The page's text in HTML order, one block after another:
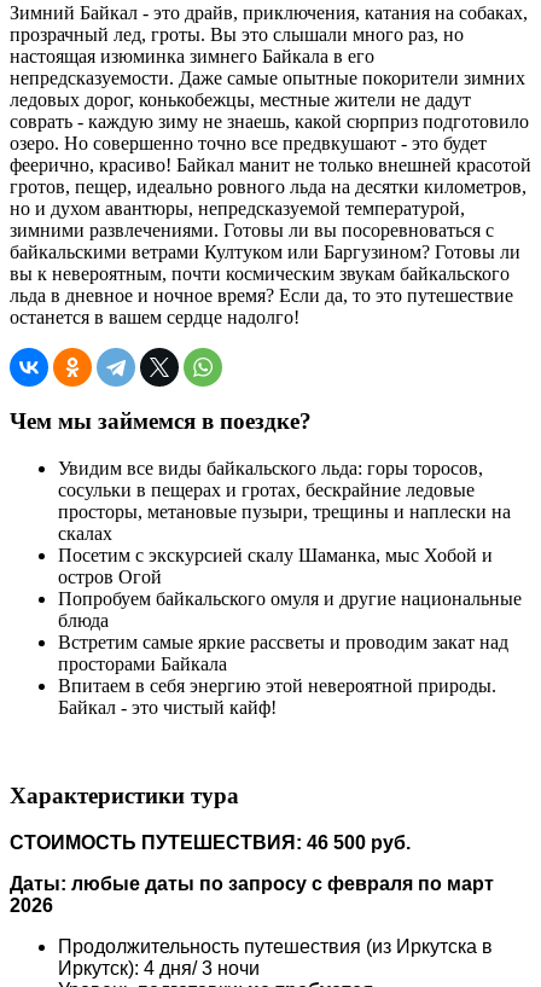
Зимний Байкал - это драйв, приключения, катания на собаках,
прозрачный лед, гроты. Вы это слышали много раз, но
настоящая изюминка зимнего Байкала в его
непредсказуемости. Даже самые опытные покорители зимних
ледовых дорог, конькобежцы, местные жители не дадут
соврать - каждую зиму не знаешь, какой сюрприз подготовило
озеро. Но совершенно точно все предвкушают - это будет
феерично, красиво! Байкал манит не только внешней красотой
гротов, пещер, идеально ровного льда на десятки километров,
но и духом авантюры, непредсказуемой температурой,
зимними развлечениями. Готовы ли вы посоревноваться с
байкальскими ветрами Култуком или Баргузином? Готовы ли
вы к невероятным, почти космическим звукам байкальского
льда в дневное и ночное время? Если да, то это путешествие
останется в вашем сердце надолго!
Чем мы займемся в поездке?
Увидим все виды байкальского льда: горы торосов,
сосульки в пещерах и гротах, бескрайние ледовые
просторы, метановые пузыри, трещины и наплески на
скалах
Посетим с экскурсией скалу Шаманка, мыс Хобой и
остров Огой
Попробуем байкальского омуля и другие национальные
блюда
Встретим самые яркие рассветы и проводим закат над
просторами Байкала
Впитаем в себя энергию этой невероятной природы.
Байкал - это чистый кайф!
Характеристики тура
СТОИМОСТЬ ПУТЕШЕСТВИЯ: 46 500 руб.
Даты: любые даты по запросу с февраля по март
2026
Продолжительность путешествия (из Иркутска в
Иркутск): 4 дня/ 3 ночи